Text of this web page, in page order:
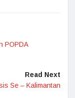
POPDA
Read Next
Se – Kalimantan